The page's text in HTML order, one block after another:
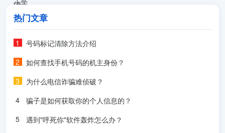
Double 2016年4月20日 (三) 10:34 (CST)
新增留言
--匿名用户 2016年5月25日 (三) 14:09 (CST)
留言： 您好，请帮忙查下 ，82215999731是首尔的电话么？
回复：您好！82-2-1599-9731的信息如下：--Double 2016年5
月26日 (四) 09:02 (CST) Country: South Korea Location:
Seoul
热门文章
号码标记清除方法介绍
如何查找手机号码的机主身份？
为什么电信诈骗难侦破？
骗子是如何获取你的个人信息的？
遇到"呼死你"软件轰炸怎么办？